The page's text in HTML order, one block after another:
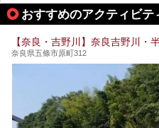
今回は、奈良で行け
したいと思います。
す。また吉野山を含
コの世界遺産に登録
開湯300年と歴史の
今回は奈良県吉野
おすすめのアクティビテ
【奈良・吉野川】奈良吉野川・
奈良県五條市原町312